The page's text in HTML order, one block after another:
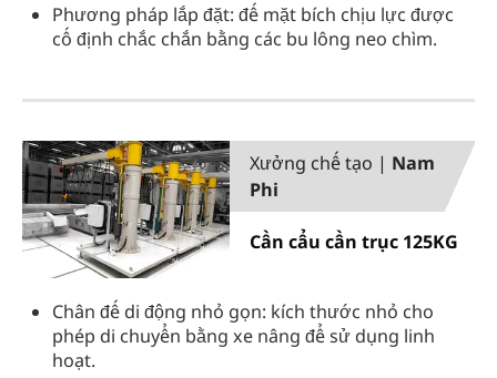
Phương pháp lắp đặt: đế mặt bích chịu lực được
cố định chắc chắn bằng các bu lông neo chìm.
Xưởng chế tạo | Nam
Phi
Cần cẩu cần trục 125KG
Chân đế di động nhỏ gọn: kích thước nhỏ cho
phép di chuyển bằng xe nâng để sử dụng linh
hoạt.